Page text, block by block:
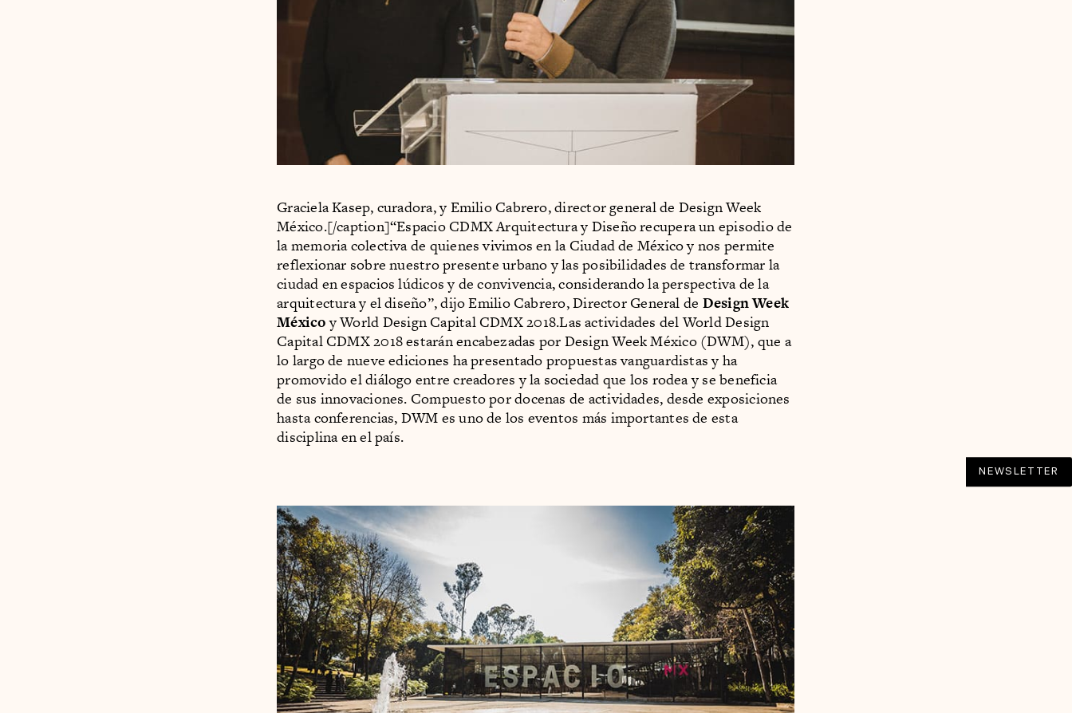
Graciela Kasep, curadora, y Emilio Cabrero, director general de Design Week
México.[/caption]“Espacio CDMX Arquitectura y Diseño recupera un episodio de
la memoria colectiva de quienes vivimos en la Ciudad de México y nos permite
reflexionar sobre nuestro presente urbano y las posibilidades de transformar la
ciudad en espacios lúdicos y de convivencia, considerando la perspectiva de la
arquitectura y el diseño”, dijo Emilio Cabrero, Director General de Design Week
Méxicoy World Design Capital CDMX 2018.Las actividades del World Design
Capital CDMX 2018 estarán encabezadas por Design Week México (DWM), que a
lo largo de nueve ediciones ha presentado propuestas vanguardistas y ha
promovido el diálogo entre creadores y la sociedad que los rodea y se beneficia
de sus innovaciones. Compuesto por docenas de actividades, desde exposiciones
hasta conferencias, DWM es uno de los eventos más importantes de esta
disciplina en el país.
NEWSLETTER